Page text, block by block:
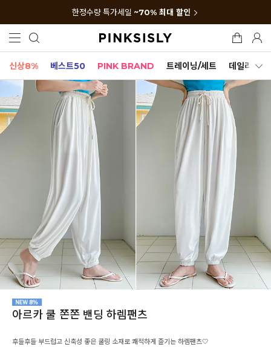
한정수량 특가세일 ~70% 최대 할인
신상8% 베스트50 PINK BRAND 트레이닝/세트 데일리세트
아르카 쿨 쫀쫀 밴딩 하렘팬츠
후들후들 부드럽고 신축성 좋은 쿨링 소재로 쾌적하게 즐기는 하렘팬츠🤍